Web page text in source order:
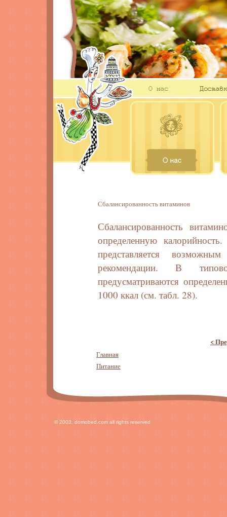
Сбалансированность витаминов
Сбалансированность
определенную
представляется
рекомендации. В
предусматриваются
1000 ккал (см. табл. 28).
<
Главная
Питание
© 2003, domobed.com all rights reserved